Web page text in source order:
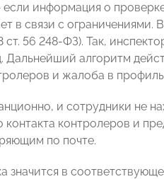
информация о
в связи с ограничениями.
ст. 56 248-ФЗ). Так,
алгоритм
и жалоба в
и сотрудники не
контакта контролеров и
по почте.
значится в